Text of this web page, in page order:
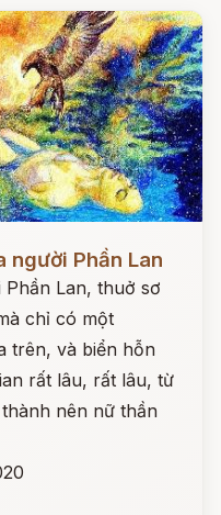
người Phần Lan
Lan, thuở sơ
chỉ có một
trên, và biển hỗn
rất lâu, rất lâu, từ
nên nữ thần